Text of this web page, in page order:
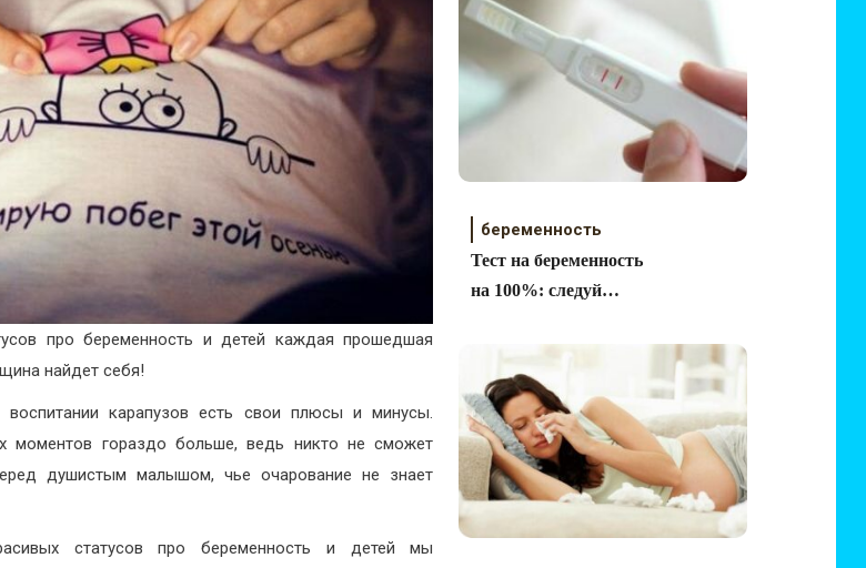
про беременность и детей каждая прошедшая
найдет себя!
карапузов есть свои плюсы и минусы.
моментов гораздо больше, ведь никто не сможет
душистым малышом, чье очарование не знает
статусов про беременность и детей мы
беременность
Тест на беременность
на 100%: следуй